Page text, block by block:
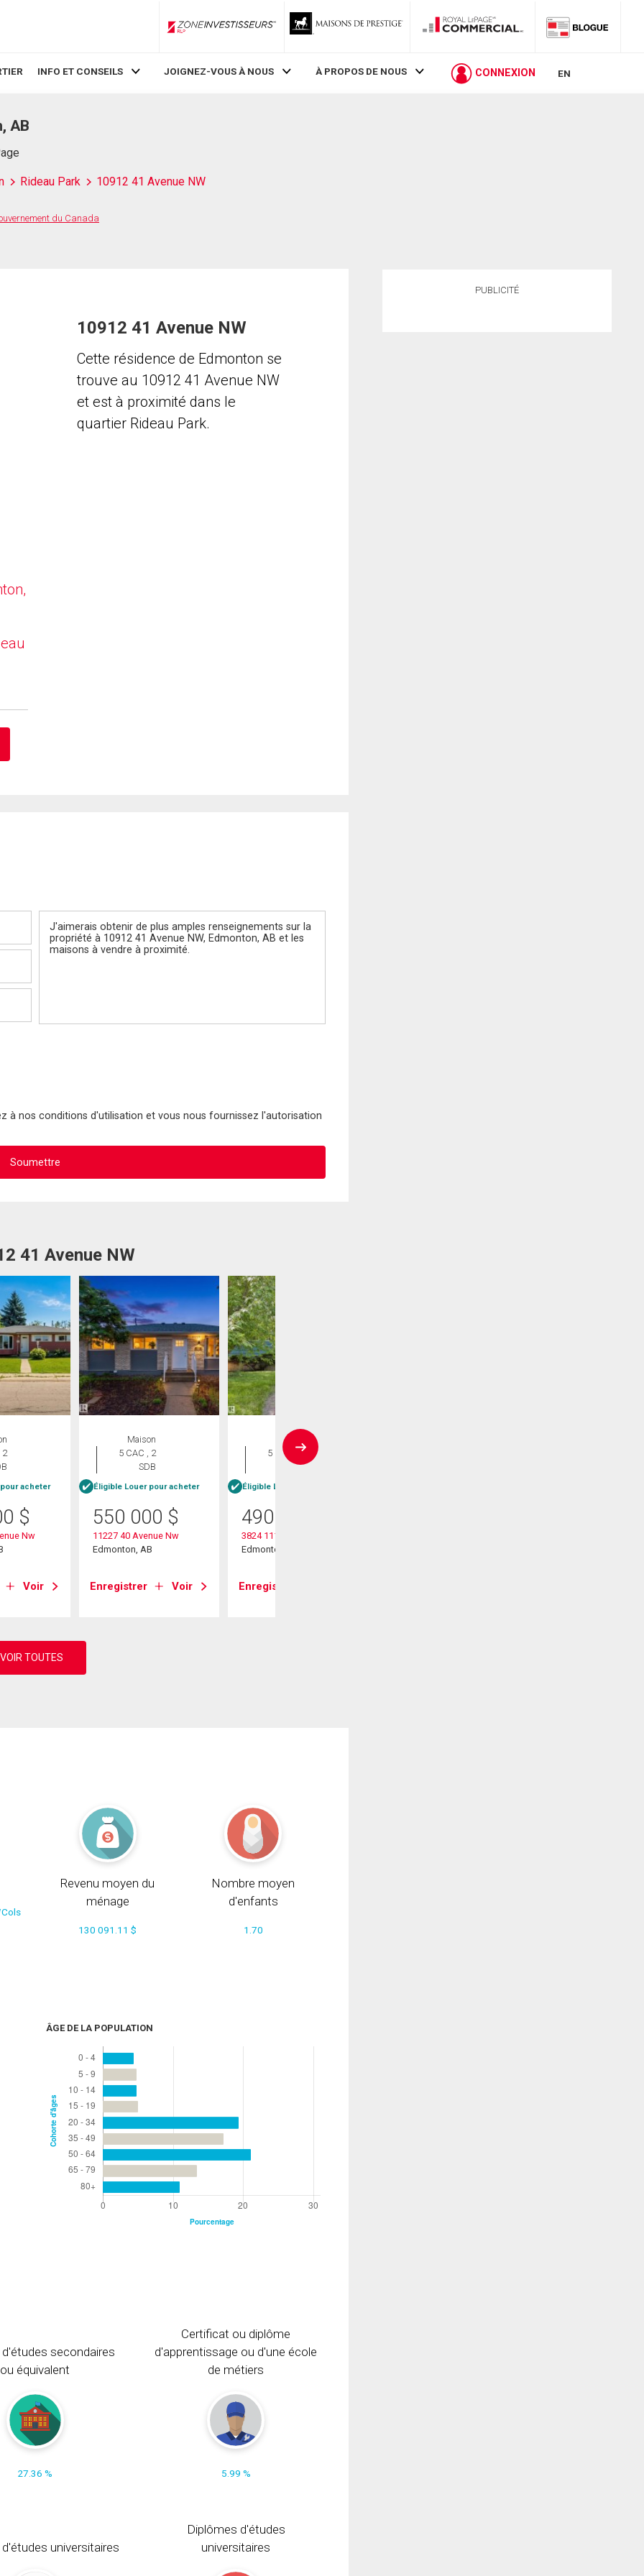
ZoneInvestisseurs RLP
INFO ET CONSEILS JOIGNEZ-VOUS À NOUS À PROPOS DE NOUS CONNEXION EN
AB
Rideau Park 10912 41 Avenue NW
du Canada
10912 41 Avenue NW
Cette résidence de Edmonton se
trouve au 10912 41 Avenue NW
et est à proximité dans le
quartier Rideau Park.
à nos conditions d'utilisation et vous nous fournissez l'autorisation
41 Avenue NW
2
acheter
$
Nw
Voir
Maison
5 CAC , 2
SDB
Éligible Louer pour acheter
550 000 $
11227 40 Avenue Nw
Edmonton, AB
Enregistrer Voir
Maison
5 CAC , 2
SDB
Éligible Louer pour acheter
490 000
3824 111b Street Nw
Edmonton, AB
Enregistrer
Revenu moyen du
ménage
130 091.11 $
Nombre moyen
d'enfants
1.70
ÂGE DE LA POPULATION
d'études secondaires
ou équivalent
27.36 %
Certificat ou diplôme
d'apprentissage ou d'une école
de métiers
5.99 %
universitaires
Diplômes d'études
universitaires
PUBLICITÉ